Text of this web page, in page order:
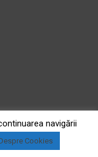
navigării
Cookies